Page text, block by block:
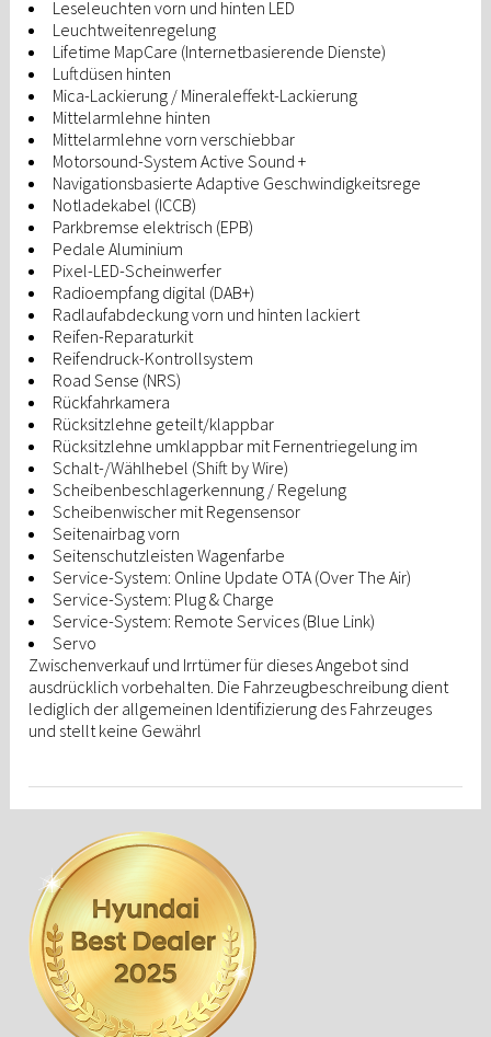
Leseleuchten vorn und hinten LED
Leuchtweitenregelung
Lifetime MapCare (Internetbasierende Dienste)
Luftdüsen hinten
Mica-Lackierung / Mineraleffekt-Lackierung
Mittelarmlehne hinten
Mittelarmlehne vorn verschiebbar
Motorsound-System Active Sound +
Navigationsbasierte Adaptive Geschwindigkeitsrege
Notladekabel (ICCB)
Parkbremse elektrisch (EPB)
Pedale Aluminium
Pixel-LED-Scheinwerfer
Radioempfang digital (DAB+)
Radlaufabdeckung vorn und hinten lackiert
Reifen-Reparaturkit
Reifendruck-Kontrollsystem
Road Sense (NRS)
Rückfahrkamera
Rücksitzlehne geteilt/klappbar
Rücksitzlehne umklappbar mit Fernentriegelung im
Schalt-/Wählhebel (Shift by Wire)
Scheibenbeschlagerkennung / Regelung
Scheibenwischer mit Regensensor
Seitenairbag vorn
Seitenschutzleisten Wagenfarbe
Service-System: Online Update OTA (Over The Air)
Service-System: Plug & Charge
Service-System: Remote Services (Blue Link)
Servo
Zwischenverkauf und Irrtümer für dieses Angebot sind
ausdrücklich vorbehalten. Die Fahrzeugbeschreibung dient
lediglich der allgemeinen Identifizierung des Fahrzeuges
und stellt keine Gewährl